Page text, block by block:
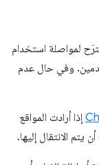
لمواصلة استخدام
وفي حال عدم
إذا أرادت المواقع
الانتقال إليها.